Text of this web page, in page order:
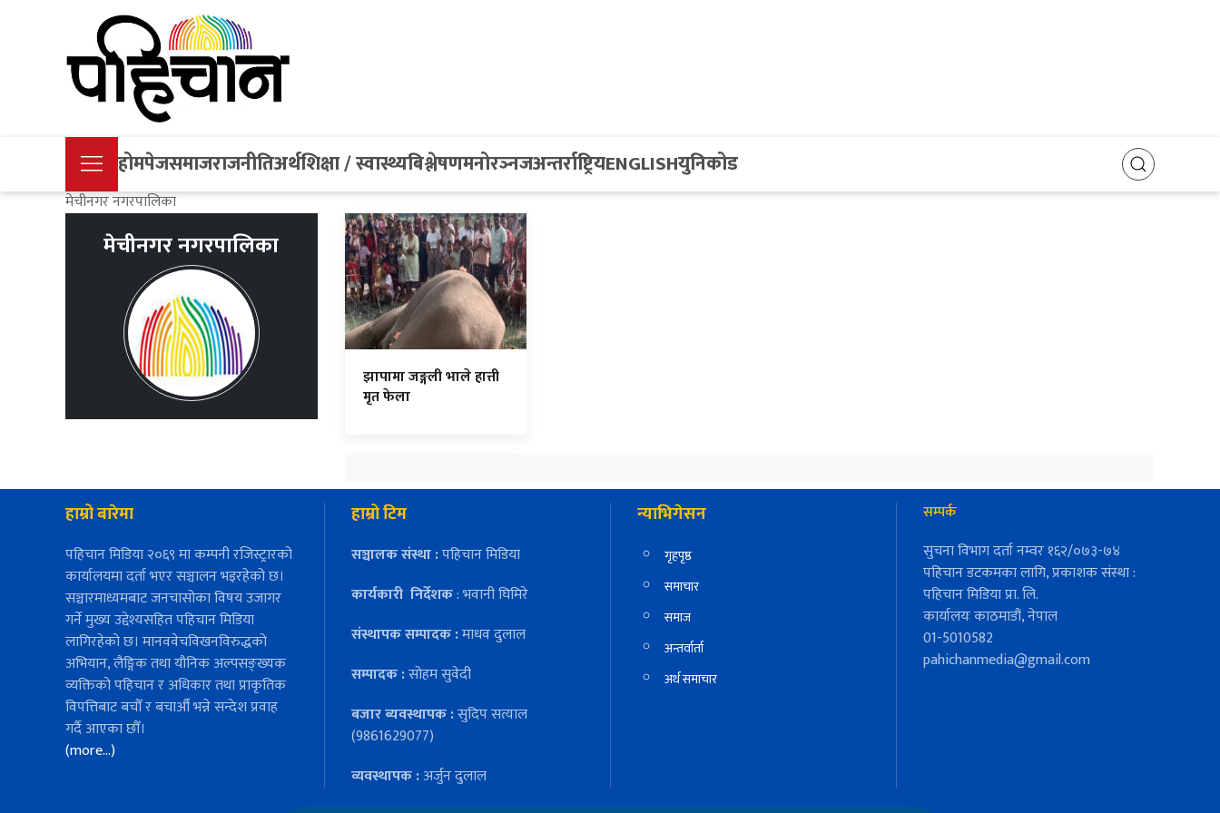
होमपेजसमाजराजनीतिअर्थशिक्षा / स्वास्थ्यबिश्लेषणमनोरञ्नजअन्तर्राष्ट्रियENGLISHयुनिकोड
मेचीनगर नगरपालिका
मेचीनगर नगरपालिका
झापामा जङ्गली भाले हात्ती
मृत फेला
हाम्रो बारेमा
पहिचान मिडिया २०६९ मा कम्पनी रजिस्ट्रारको
कार्यालयमा दर्ता भएर सञ्चालन भइरहेको छ।
सञ्चारमाध्यमबाट जनचासोका विषय उजागर
गर्ने मुख्य उद्देश्यसहित पहिचान मिडिया
लागिरहेको छ। मानववेचविखनविरुद्धको
अभियान, लैङ्गिक तथा यौनिक अल्पसङ्ख्यक
व्यक्तिको पहिचान र अधिकार तथा प्राकृतिक
विपत्तिबाट बचौँ र बचाऔँ भन्ने सन्देश प्रवाह
गर्दै आएका छौँ।
(more…)
हाम्रो टिम
सञ्चालक संस्था :पहिचान मिडिया
कार्यकारी निर्देशक: भवानी घिमिरे
संस्थापक सम्पादक :माधव दुलाल
सम्पादक :सोहम सुवेदी
बजार ब्यवस्थापक :सुदिप सत्याल
(9861629077)
व्यवस्थापक :अर्जुन दुलाल
न्याभिगेसन
गृहपृष्ठ
समाचार
समाज
अन्तर्वार्ता
अर्थ समाचार
सम्पर्क
सुचना विभाग दर्ता नम्वर १६२/०७३-७४
पहिचान डटकमका लागि, प्रकाशक संस्था :
पहिचान मिडिया प्रा. लि.
कार्यालयः काठमाडौं, नेपाल
01-5010582
pahichanmedia@gmail.com